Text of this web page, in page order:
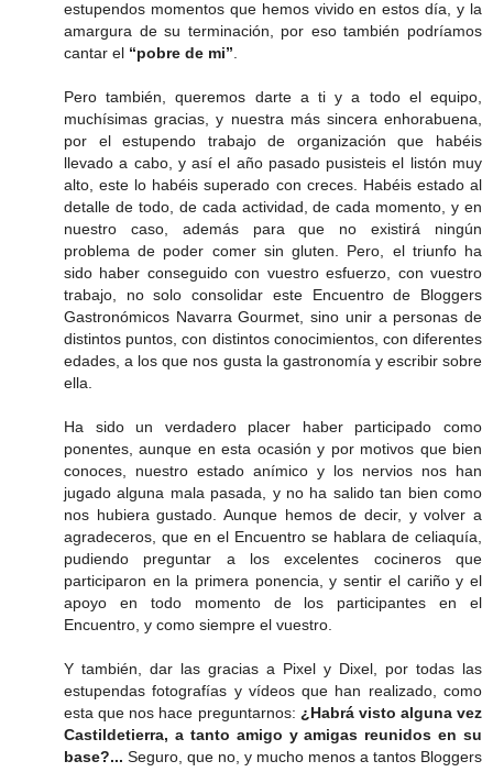
estupendos momentos que hemos vivido en estos día, y la
amargura de su terminación, por eso también podríamos
cantar el “pobre de mi”
Pero también, queremos darte a ti y a todo el equipo,
muchísimas gracias, y nuestra más sincera enhorabuena,
por el estupendo trabajo de organización que habéis
llevado a cabo, y así el año pasado pusisteis el listón muy
alto, este lo habéis superado con creces. Habéis estado al
detalle de todo, de cada actividad, de cada momento, y en
nuestro caso, además para que no existirá ningún
problema de poder comer sin gluten. Pero, el triunfo ha
sido haber conseguido con vuestro esfuerzo, con vuestro
trabajo, no solo consolidar este Encuentro de Bloggers
Gastronómicos Navarra Gourmet, sino unir a personas de
distintos puntos, con distintos conocimientos, con diferentes
edades, a los que nos gusta la gastronomía y escribir sobre
ella.
Ha sido un verdadero placer haber participado como
ponentes, aunque en esta ocasión y por motivos que bien
conoces, nuestro estado anímico y los nervios nos han
jugado alguna mala pasada, y no ha salido tan bien como
nos hubiera gustado. Aunque hemos de decir, y volver a
agradeceros, que en el Encuentro se hablara de celiaquía,
pudiendo preguntar a los excelentes cocineros que
participaron en la primera ponencia, y sentir el cariño y el
apoyo en todo momento de los participantes en el
Encuentro, y como siempre el vuestro.
Y también, dar las gracias a Pixel y Dixel, por todas las
estupendas fotografías y vídeos que han realizado, como
esta que nos hace preguntarnos: ¿Habrá visto alguna vez
Castildetierra, a tanto amigo y amigas reunidos en su
base?... Seguro, que no, y mucho menos a tantos Bloggers